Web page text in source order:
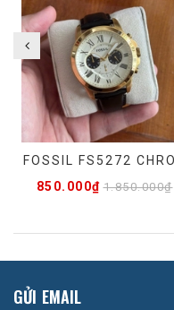
850.000₫ 1.850.000₫
GỬI EMAIL